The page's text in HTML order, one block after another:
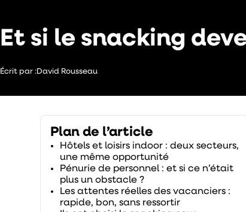
Et si le snacking
Écrit par :David Rousseau
Plan de l’article
Hôtels et loisirs indoor : deux secteurs,
une même opportunité
Pénurie de personnel : et si ce n’était
plus un obstacle ?
Les attentes réelles des vacanciers :
rapide, bon, sans ressortir